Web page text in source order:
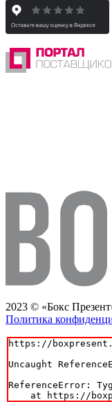
2023 © «Бокс
Политика
https://
Uncaught
ReferenceError:
at https://